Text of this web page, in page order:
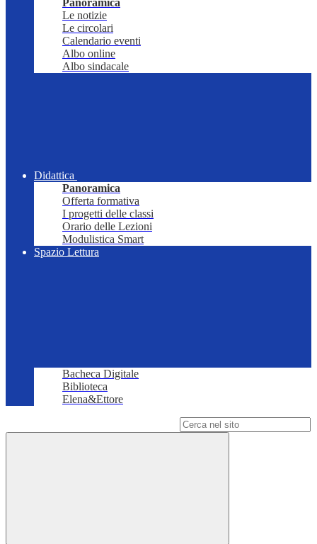
Panoramica
Le notizie
Le circolari
Calendario eventi
Albo online
Albo sindacale
Didattica
Panoramica
Offerta formativa
I progetti delle classi
Orario delle Lezioni
Modulistica Smart
Spazio Lettura
Bacheca Digitale
Biblioteca
Elena&Ettore